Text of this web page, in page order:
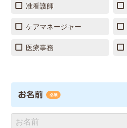
准看護師
ケアマネージャー
医療事務
お名前 必須